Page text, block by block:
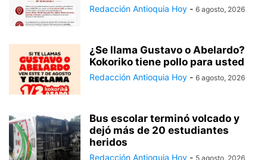
Redacción Antioquia Hoy - 6 agosto, 2026
¿Se llama Gustavo o Abelardo?
Kokoriko tiene pollo para usted
Redacción Antioquia Hoy - 6 agosto, 2026
Bus escolar terminó volcado y
dejó más de 20 estudiantes
heridos
Redacción Antioquia Hoy - 5 agosto, 2026